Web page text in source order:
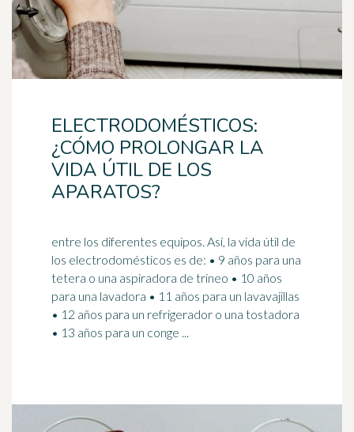
ELECTRODOMÉSTICOS:
¿CÓMO PROLONGAR LA
VIDA ÚTIL DE LOS
APARATOS?
entre los diferentes equipos. Así, la vida útil de
los electrodomésticos es de: • 9 años para una
tetera o una aspiradora de trineo • 10 años
para una lavadora
• 12 años para un refrigerador o una tostadora
• 13 años para un conge ...